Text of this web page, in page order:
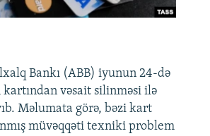
Bankı (ABB) iyunun 24-də
vəsait silinməsi ilə
Məlumata görə, bəzi kart
müvəqqəti texniki problem